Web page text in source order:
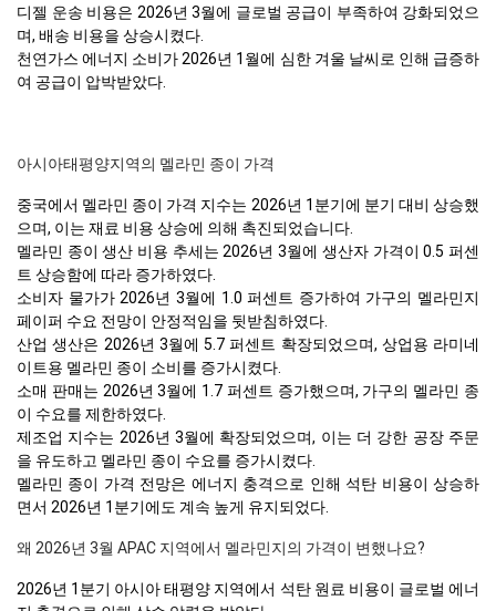
디젤 운송 비용은 2026년 3월에 글로벌 공급이 부족하여 강화되었으
며, 배송 비용을 상승시켰다.
천연가스 에너지 소비가 2026년 1월에 심한 겨울 날씨로 인해 급증하
여 공급이 압박받았다.
아시아태평양지역의 멜라민 종이 가격
중국에서 멜라민 종이 가격 지수는 2026년 1분기에 분기 대비 상승했
으며, 이는 재료 비용 상승에 의해 촉진되었습니다.
멜라민 종이 생산 비용 추세는 2026년 3월에 생산자 가격이 0.5 퍼센
트 상승함에 따라 증가하였다.
소비자 물가가 2026년 3월에 1.0 퍼센트 증가하여 가구의 멜라민지
페이퍼 수요 전망이 안정적임을 뒷받침하였다.
산업 생산은 2026년 3월에 5.7 퍼센트 확장되었으며, 상업용 라미네
이트용 멜라민 종이 소비를 증가시켰다.
소매 판매는 2026년 3월에 1.7 퍼센트 증가했으며, 가구의 멜라민 종
이 수요를 제한하였다.
제조업 지수는 2026년 3월에 확장되었으며, 이는 더 강한 공장 주문
을 유도하고 멜라민 종이 수요를 증가시켰다.
멜라민 종이 가격 전망은 에너지 충격으로 인해 석탄 비용이 상승하
면서 2026년 1분기에도 계속 높게 유지되었다.
왜 2026년 3월 APAC 지역에서 멜라민지의 가격이 변했나요?
2026년 1분기 아시아 태평양 지역에서 석탄 원료 비용이 글로벌 에너